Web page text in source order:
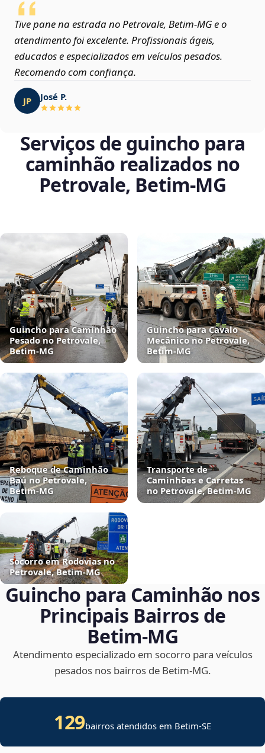
Tive pane na estrada no Petrovale, Betim‑MG e o
atendimento foi excelente. Profissionais ágeis,
educados e especializados em veículos pesados.
Recomendo com confiança.
JP José P.
Serviços de guincho para
caminhão realizados no
Petrovale, Betim‑MG
Guincho para Caminhão
Pesado no Petrovale,
Betim‑MG
Guincho para Cavalo
Mecânico no Petrovale,
Betim‑MG
Reboque de Caminhão
Baú no Petrovale,
Betim‑MG
Transporte de
Caminhões e Carretas
no Petrovale, Betim‑MG
Socorro em Rodovias no
Petrovale, Betim‑MG
Guincho para Caminhão nos
Principais Bairros de
Betim‑MG
Atendimento especializado em socorro para veículos
pesados nos bairros de Betim‑MG.
129bairros atendidos em Betim-SE